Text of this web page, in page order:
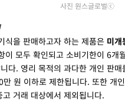
사진 원스글로벌ⓒ
식을 판매하고자 하는 제품은 미개
이 모두 확인되고 소비기한이 6개
다. 영리 목적의 과다한 개인 판
원 이하로 제한됩니다. 또한 개
거래 대상에서 제외됩니다.